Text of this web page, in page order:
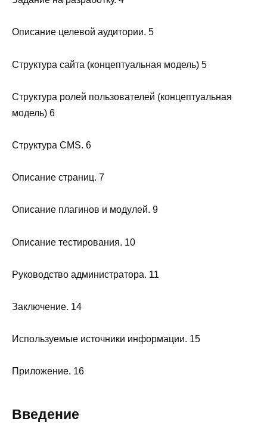
Описание целевой аудитории. 5
Структура сайта (концептуальная модель) 5
Структура ролей пользователей (концептуальная
модель) 6
Структура CMS. 6
Описание страниц. 7
Описание плагинов и модулей. 9
Описание тестирования. 10
Руководство администратора. 11
Заключение. 14
Используемые источники информации. 15
Приложение. 16
Введение